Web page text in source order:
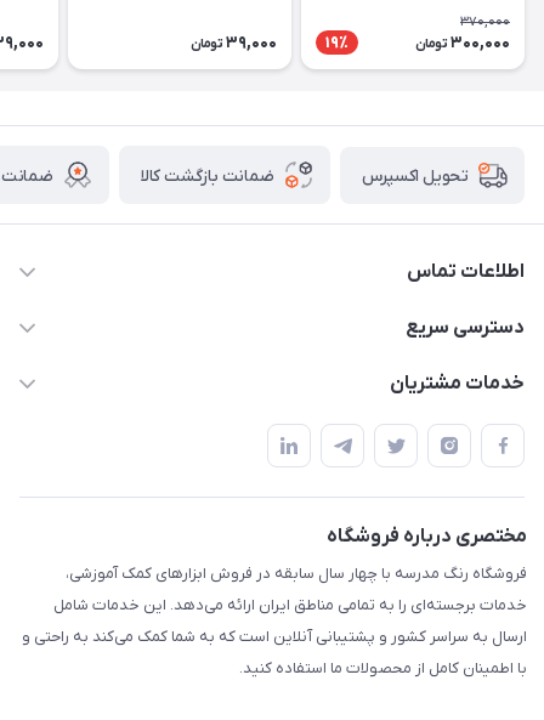
370,000
300,000 تومان 19٪ 39,000 تومان
تحویل اکسپرس ضمانت بازگشت کالا ضمانت
اطلاعات تماس
02136781755
دسترسی سریع
پلنر و دفتر
استایل معلم و دانش آموز
بازی و نمایش
تزئین کلاس
طرح های تشویقی
گیفت ها و جوایز
سایر محصولات
خدمات مشتریان
قوانین و مقررات
حریم خصوصی
مختصری درباره فروشگاه
فروشگاه رنگ مدرسه با چهار سال سابقه در فروش ابزارهای کمک آموزشی،
خدمات برجسته‌ای را به تمامی مناطق ایران ارائه می‌دهد. این خدمات شامل
ارسال به سراسر کشور و پشتیبانی آنلاین است که به شما کمک می‌کند به راحتی و
با اطمینان کامل از محصولات ما استفاده کنید.